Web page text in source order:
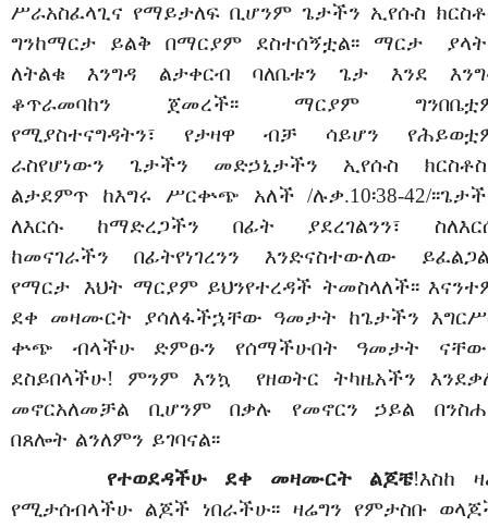
ሥራአስፈላጊና የማይታለፍ ቢሆንም ጌታችን ኢየሱስ
ግንከማርታ ይልቅ በማርያም ደስተሰኝቷል፡፡ ማርታ
ለትልቁ
እንግዳ ልታቀርብ ባለቤቱን ጌታ እንደ
ቆጥራመባከን ጀመረች፡፡ ማርያም ግን
የሚያስተናግዳትን፣
የታዛዋ ብቻ ሳይሆን
ራስየሆነውን ጌታችን መድኃኒታችን ኢየሱስ
ልታደምጥ
ከእግሩ ሥርቍጭ አለች /ሉቃ.10፡38-42/፡፡
ለእርሱ
ከማድረጋችን በፊት ያደረገልንን፣ ስለ
ከመናገራችን
በፊትየነገረንን እንድናስተውለው
የማርታ
እህት ማርያም ይህንየተረዳች ትመስላለች፡፡
ደቀ
መዛሙርት ያሳለፋችኋቸው ዓመታት ከጌታችን እግር
ቍጭ
ብላችሁ ድምፁን የሰማችሁበት ዓመታት
ደስይበላችሁ! ምንም እንኳ የዘወትር ትካዜአችን እንደ
መኖርአለመቻል ቢሆንም በቃሉ የመኖርን ኃይል
በጸሎት ልንለምን ይገባናል፡፡
የተወደዳችሁ
ደቀ መዛሙርት ልጆቼ!እስከ
የሚታሰብላችሁ ልጆች ነበራችሁ፡፡ ዛሬግን የምታስቡ